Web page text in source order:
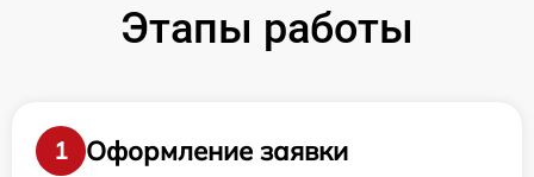
Этапы работы
1
Оформление заявки